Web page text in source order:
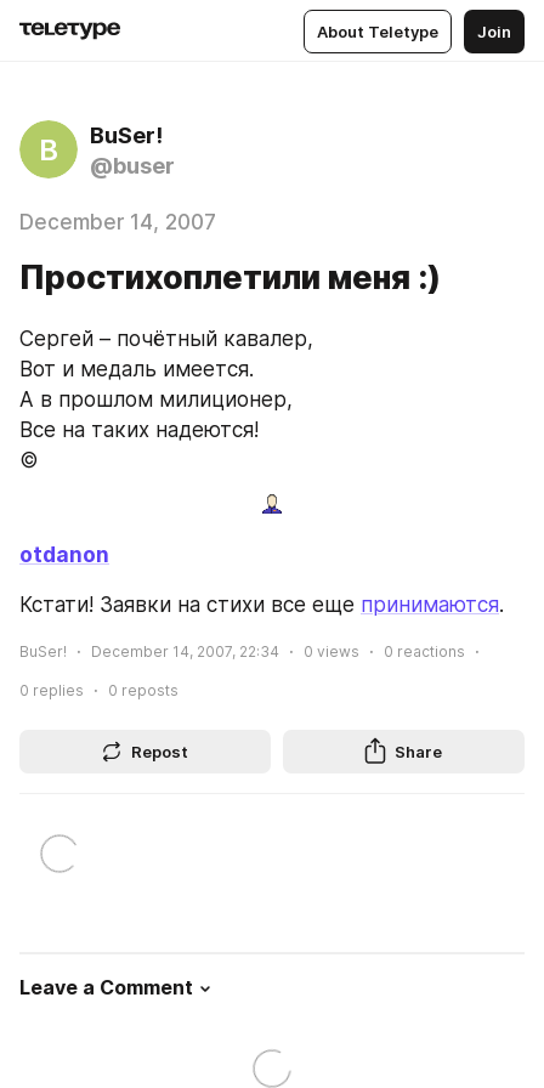
About Teletype Join
B
BuSer!
@buser
December 14, 2007
Простихоплетили меня :)
Сергей – почётный кавалер,
Вот и медаль имеется.
А в прошлом милиционер,
Все на таких надеются!
©
otdanon
Кстати! Заявки на стихи все еще принимаются.
BuSer! December 14, 2007, 22:34 0 views 0 reactions
0 replies 0 reposts
Repost Share
Leave a Comment